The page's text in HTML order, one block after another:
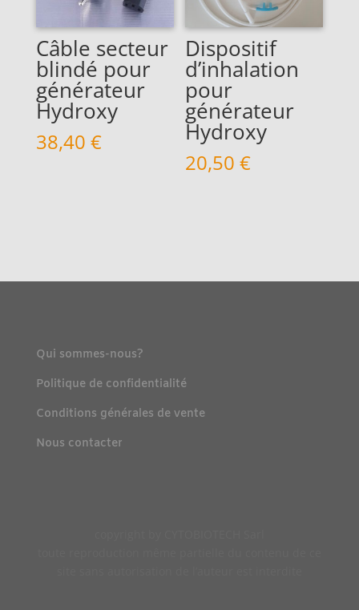
Câble secteur
blindé pour
générateur
Hydroxy
38,40 €
Dispositif
d’inhalation
pour
générateur
Hydroxy
20,50€
Qui sommes-nous?
Politique de confidentialité
Conditions générales de vente
Nous contacter